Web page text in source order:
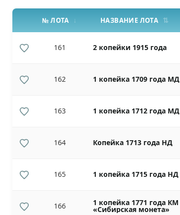
№ ЛОТА НАЗВАНИЕ ЛОТА
161 2 копейки 1915 года
162 1 копейка 1709 года МД
163 1 копейка 1712 года МД
164 Копейка 1713 года НД
165 1 копейка 1715 года НД
166 1 копейка 1771 года КМ
«Сибирская монета»